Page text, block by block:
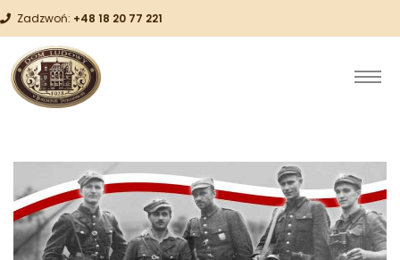
Zadzwoń: +48 18 20 77 221